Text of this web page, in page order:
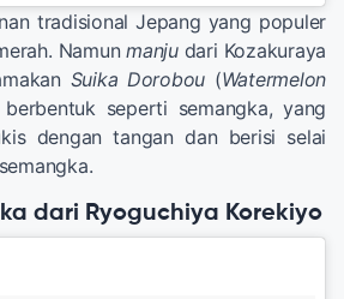
tradisional Jepang yang populer
Namunmanjudari Kozakuraya
Suika Dorobou (Watermelon
seperti semangka, yang
dengan tangan dan berisi selai
dari Ryoguchiya Korekiyo